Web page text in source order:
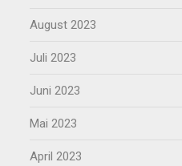
August 2023
Juli 2023
Juni 2023
Mai 2023
April 2023